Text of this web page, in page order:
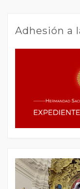
Adhesión a